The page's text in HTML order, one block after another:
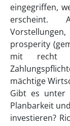
eingegriffen,
erscheint.
prosperity
mit recht
mächtige
Gibt es unter
Planbarkeit
investieren?